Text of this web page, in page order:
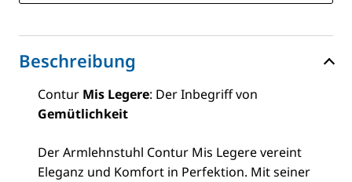
Beschreibung
Contur Mis Legere: Der Inbegriff von
Gemütlichkeit
Der Armlehnstuhl Contur Mis Legere vereint
Eleganz und Komfort in Perfektion. Mit seiner